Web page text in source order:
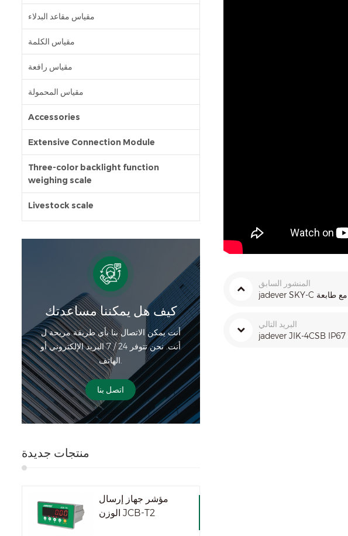
مقياس مقاعد البدلاء
مقياس الكلمة
مقياس رافعة
مقياس المحمولة
Accessories
Extensive Connection Module
Three-color backlight function
weighing scale
Livestock scale
كيف هل يمكننا مساعدتك
أنت يمكن الاتصال بنا بأي طريقة مريحة ل
أنت. نحن تتوفر 24 / 7 البريد الإلكتروني أو
الهاتف.
اتصل بنا
منتجات جديدة
مؤشر جهاز إرسال
الوزن JCB-T2
المنشور السابق
البريد التالي